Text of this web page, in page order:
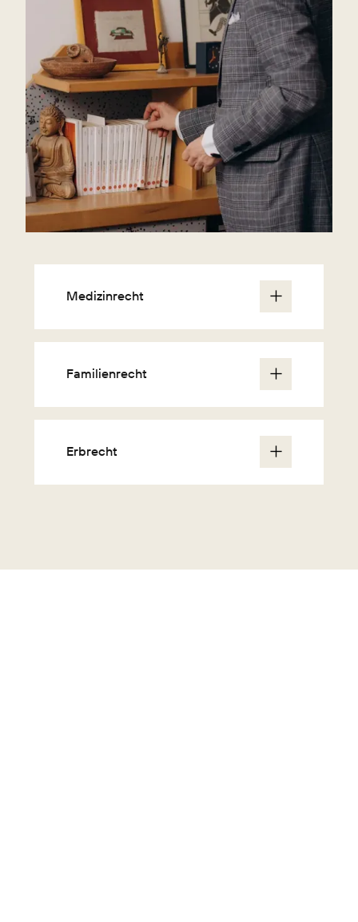
Medizinrecht
Familienrecht
Erbrecht